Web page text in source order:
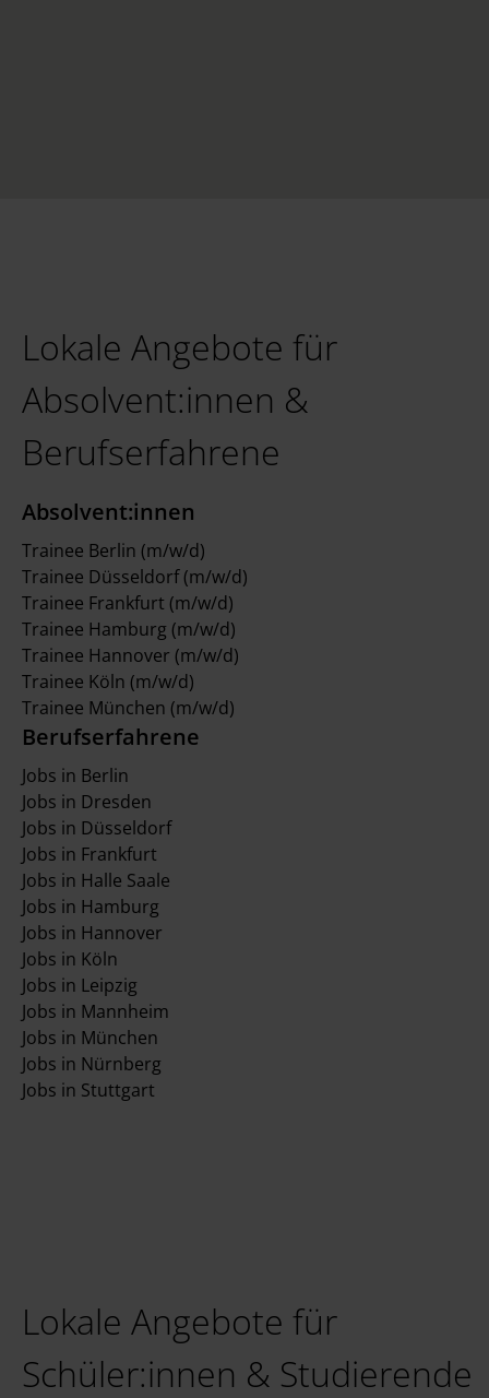
Lokale Angebote für
Absolvent:innen &
Berufserfahrene
Absolvent:innen
Trainee Berlin (m/w/d)
Trainee Düsseldorf (m/w/d)
Trainee Frankfurt (m/w/d)
Trainee Hamburg (m/w/d)
Trainee Hannover (m/w/d)
Trainee Köln (m/w/d)
Trainee München (m/w/d)
Berufserfahrene
Jobs in Berlin
Jobs in Dresden
Jobs in Düsseldorf
Jobs in Frankfurt
Jobs in Halle Saale
Jobs in Hamburg
Jobs in Hannover
Jobs in Köln
Jobs in Leipzig
Jobs in Mannheim
Jobs in München
Jobs in Nürnberg
Jobs in Stuttgart
Lokale Angebote für
Schüler:innen & Studierende